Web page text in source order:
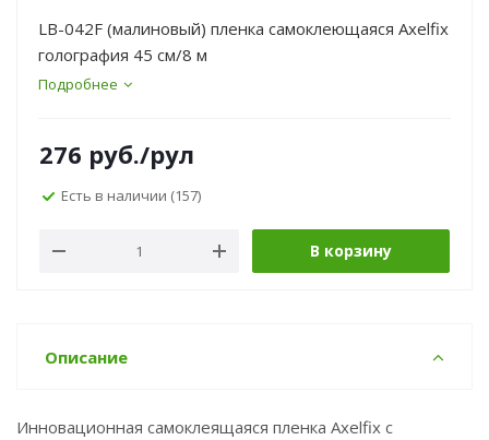
LB-042F (малиновый) пленка самоклеющаяся Axelfix
голография 45 см/8 м
Подробнее
276 руб./рул
Есть в наличии (157)
В корзину
Описание
Инновационная самоклеящаяся пленка Axelfix с